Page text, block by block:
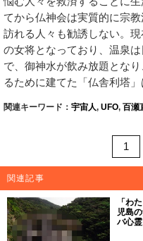
てから仏神会は実質的に宗
訪れる人々も勧誘しない。
の女将となっており、温泉
で、御神水が飲み放題とな
るために建てた「仏舎利塔
関連キーワード： 宇宙人, UFO, 百瀬
1
関連記事
「わ
児島
バ心霊